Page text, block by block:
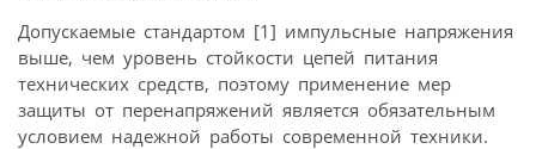
Допускаемые стандартом [1] импульсные напряжения
выше, чем уровень стойкости цепей питания
технических средств, поэтому применение мер
защиты от перенапряжений является обязательным
условием надежной работы современной техники.